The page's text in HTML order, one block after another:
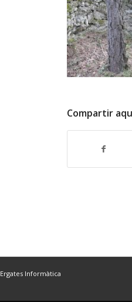
Compartir
Ergates Informàtica